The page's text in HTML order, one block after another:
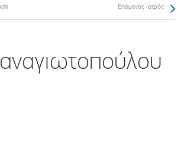
Επόμενος ιατρός